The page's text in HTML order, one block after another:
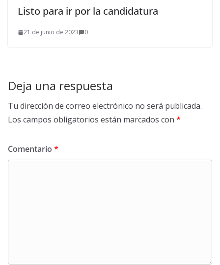
Listo para ir por la candidatura
21 de junio de 2023 0
Deja una respuesta
Tu dirección de correo electrónico no será publicada.
Los campos obligatorios están marcados con *
Comentario *